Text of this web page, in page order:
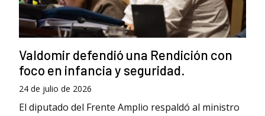
Valdomir defendió una Rendición con
foco en infancia y seguridad.
24 de julio de 2026
El diputado del Frente Amplio respaldó al ministro